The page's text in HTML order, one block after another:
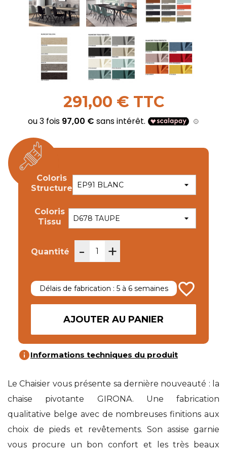
291,00 € TTC
Coloris
Structure
Coloris
Tissu
Quantité - +
Délais de fabrication : 5 à 6 semaines favorite_border
AJOUTER AU PANIER
infoInformations techniques du produit
Le Chaisier vous présente sa dernière nouveauté : la
chaise pivotante GIRONA. Une fabrication
qualitative belge avec de nombreuses finitions aux
choix de pieds et revêtements. Son assise garnie
vous procure un bon confort et les très beaux